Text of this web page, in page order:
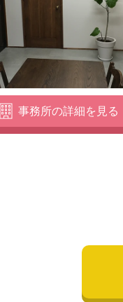
事務所の詳細を見る